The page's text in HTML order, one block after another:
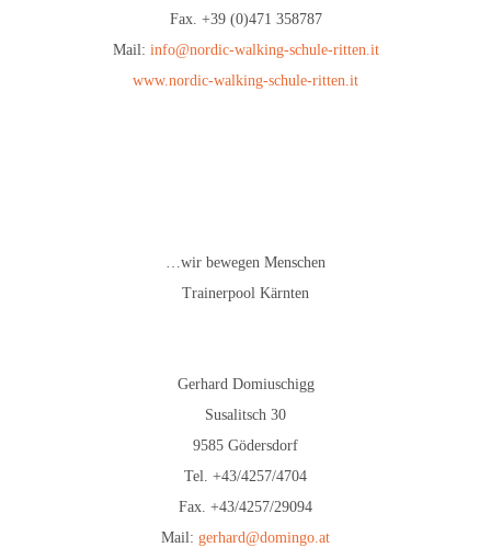
Fax. +39 (0)471 358787
Mail: info@nordic-walking-schule-ritten.it
www.nordic-walking-schule-ritten.it
…wir bewegen Menschen
Trainerpool Kärnten
Gerhard Domiuschigg
Susalitsch 30
9585 Gödersdorf
Tel. +43/4257/4704
Fax. +43/4257/29094
Mail: gerhard@domingo.at